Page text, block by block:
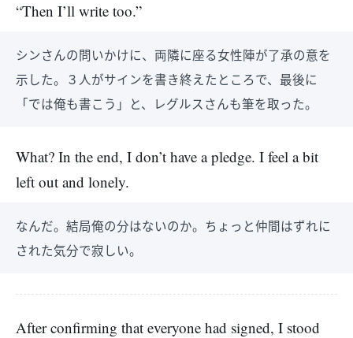
“Then I’ll write too.”
シンさんの問いかけに、両隣に座る女性陣が了承の意を
示した。３人がサインを書き終えたところで、最後に
「では俺も書こう」と、レグルスさんも筆を取った。
What? In the end, I don’t have a pledge. I feel a bit
left out and lonely.
なんだ。結局俺の分はないのか。ちょっと仲間はずれに
された気分で寂しい。
After confirming that everyone had signed, I stood